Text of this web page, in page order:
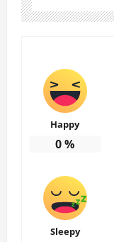
Happy
0%
Sleepy